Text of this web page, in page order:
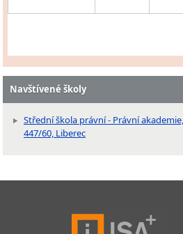
Navštívené školy
Střední škola právní - Právní
447/60, Liberec